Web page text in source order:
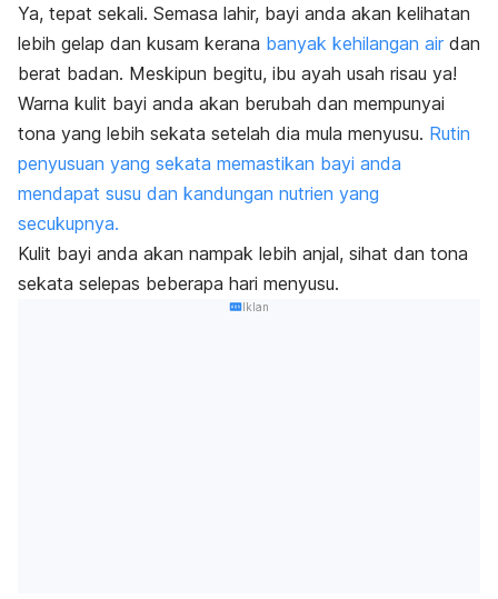
Ya, tepat sekali. Semasa lahir, bayi anda akan kelihatan
lebih gelap dan kusam kerana banyak kehilangan air dan
berat badan. Meskipun begitu, ibu ayah usah risau ya!
Warna kulit bayi anda akan berubah dan mempunyai
tona yang lebih sekata setelah dia mula menyusu. Rutin
penyusuan yang sekata memastikan bayi anda
mendapat susu dan kandungan nutrien yang
secukupnya.
Kulit bayi anda akan nampak lebih anjal, sihat dan tona
sekata selepas beberapa hari menyusu.
Iklan